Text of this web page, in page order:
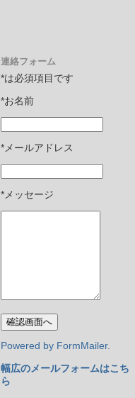
連絡フォーム
*は必須項目です
*お名前
*メールアドレス
*メッセージ
Powered by FormMailer.
幅広のメールフォームはこち
ら